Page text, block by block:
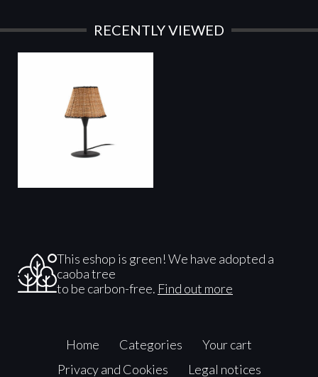
RECENTLY VIEWED
This eshop is green! We have adopted a
caoba tree
to be carbon-free. Find out more
Home Categories
Your cart
Privacy and Cookies
Legal notices